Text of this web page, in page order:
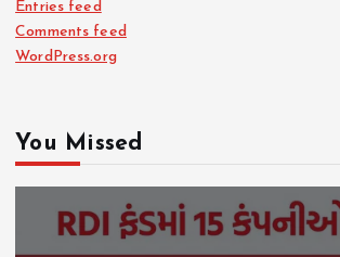
Entries feed
Comments feed
WordPress.org
You Missed